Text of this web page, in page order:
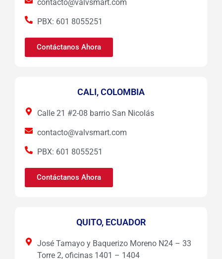
contacto@valvsmart.com
PBX: 601 8055251
Contáctanos Ahora
CALI, COLOMBIA
Calle 21 #2-08 barrio San Nicolás
contacto@valvsmart.com
PBX: 601 8055251
Contáctanos Ahora
QUITO, ECUADOR
José Tamayo y Baquerizo Moreno N24 – 33
Torre 2, oficinas 1401 – 1404